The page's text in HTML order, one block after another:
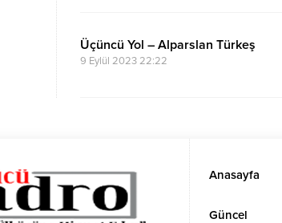
Üçüncü Yol – Alparslan Türkeş
9 Eylül 2023 22:22
Anasayfa
Güncel